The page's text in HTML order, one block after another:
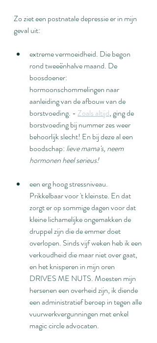
Zo ziet een postnatale depressie er in mijn
geval uit:
extreme vermoeidheid. Die begon
rond tweeënhalve maand. De
boosdoener:
hormoonschommelingen naar
aanleiding van de afbouw van de
borstvoeding. - Zoals altijd, ging de
borstvoeding bij nummer zes weer
behoorlijk slecht! En bij deze al een
boodschap: lieve mama's, neem
hormonen heel serieus!
een erg hoog stressniveau.
Prikkelbaar voor 't kleinste. En dat
zorgt er op sommige dagen voor dat
kleine lichamelijke ongemakken de
druppel zijn die de emmer doet
overlopen. Sinds vijf weken heb ik een
verkoudheid die maar niet over gaat,
en het knisperen in mijn oren
DRIVES ME NUTS. Moesten mijn
hersenen een overheid zijn, ik diende
een administratief beroep in tegen alle
vuurwerkvergunningen met enkel
magic circle advocaten.